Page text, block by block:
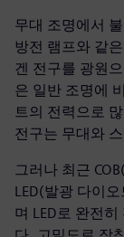
무대 조명에서
방전 램프와 같
겐 전구를 광원
은 일반 조명에
트의 전력으로
전구는 무대와
그러나 최근
LED(발광 다이
며 LED로 완전